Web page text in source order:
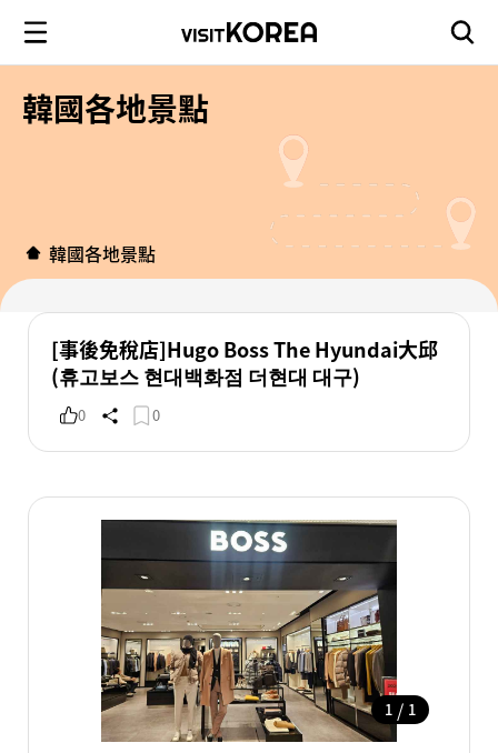
韓國各地景點
韓國各地景點
[事後免稅店]Hugo Boss The Hyundai大邱
(휴고보스 현대백화점 더현대 대구)
0 0
1 / 1